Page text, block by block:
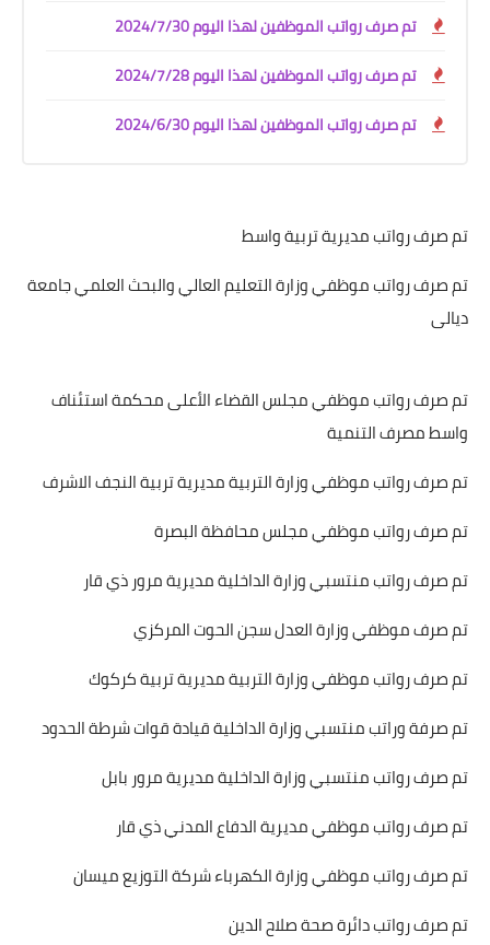
تم صرف رواتب الموظفين لهذا اليوم 2024/7/30
تم صرف رواتب الموظفين لهذا اليوم 2024/7/28
تم صرف رواتب الموظفين لهذا اليوم 2024/6/30
تم صرف رواتب مديرية تربية واسط
تم صرف رواتب موظفي وزارة التعليم العالي والبحث العلمي جامعة
ديالى
تم صرف رواتب موظفي مجلس القضاء الأعلى محكمة استئناف
واسط مصرف التنمية
تم صرف رواتب موظفي وزارة التربية مديرية تربية النجف الاشرف
تم صرف رواتب موظفي مجلس محافظة البصرة
تم صرف رواتب منتسبي وزارة الداخلية مديرية مرور ذي قار
تم صرف موظفي وزارة العدل سجن الحوت المركزي
تم صرف رواتب موظفي وزارة التربية مديرية تربية كركوك
تم صرفة وراتب منتسبي وزارة الداخلية قيادة قوات شرطة الحدود
تم صرف رواتب منتسبي وزارة الداخلية مديرية مرور بابل
تم صرف رواتب موظفي مديرية الدفاع المدني ذي قار
تم صرف رواتب موظفي وزارة الكهرباء شركة التوزيع ميسان
تم صرف رواتب دائرة صحة صلاح الدين